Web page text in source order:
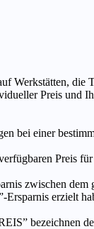
Werkstätten,
Preis und
bei einer
Preis
zwischen dem
erzielt
bezeichnen